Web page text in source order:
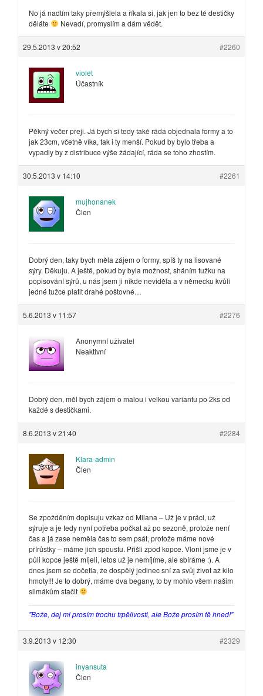
No já nadtím taky přemýšlela a říkala si, jak jen to bez té destičky
děláte
Nevadí, promyslím a dám vědět.
29.5.2013 v 20:52 #2260
violet
Účastník
Pěkný večer přeji. Já bych si tedy také ráda objednala formy a to
jak 23cm, včetně víka, tak i ty menší. Pokud by bylo třeba a
vypadly by z distribuce výše žádající, ráda se toho zhostím.
30.5.2013 v 14:10 #2261
mujhonanek
Člen
Dobrý den, taky bych měla zájem o formy, spíš ty na lisované
sýry. Děkuju. A ještě, pokud by byla možnost, sháním tužku na
popisování sýrů, u nás jsem ji nikde neviděla a v německu kvůli
jedné tužce platit drahé poštovné…
5.6.2013 v 11:57 #2276
Anonymní uživatel
Neaktivní
Dobrý den, měl bych zájem o malou i velkou variantu po 2ks od
každé s destičkami.
8.6.2013 v 21:40 #2284
Klara-admin
Člen
Se zpožděním dopisuju vzkaz od Milana – Už je v práci, už
sýruje a je tedy nyní potřeba počkat až po sezoně, protože není
čas a já zase neměla čas to sem psát, protože máme nové
přírůstky – máme jich spoustu. Přišli zpod kopce. Vloni jsme je v
půli kopce ještě míjeli, letos už je nemíjíme, ale sbíráme :). A
dnes jsem se dočetla, že dospělý jedinec sní za svůj život až kilo
hmoty!!! Je to dobrý, máme dva begany, to by mohlo všem našim
slimákům stačit
"Bože, dej mi prosím trochu trpělivosti, ale Bože prosím tě hned!"
3.9.2013 v 12:30 #2329
inyansuta
Člen